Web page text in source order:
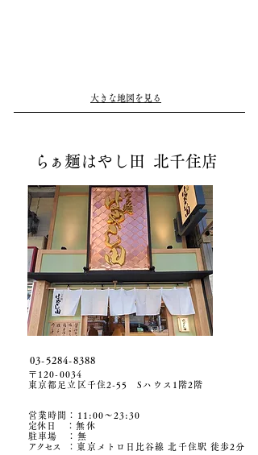
大きな地図を見る
ら ぁ麺はやし田 北千住店
〒120-0034
東京都足立区千住2-55 Sハウス1階2階
営業時間：11:00〜23:30
​定休日 ：無休
駐車場
​ ：無
アクセ ス ：東京メトロ日比谷線 北千住駅 徒歩2分
03-5284-8388